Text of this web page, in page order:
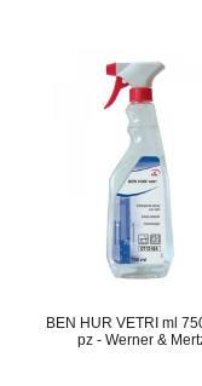
BEN HUR VETRI ml
pz - Werner &